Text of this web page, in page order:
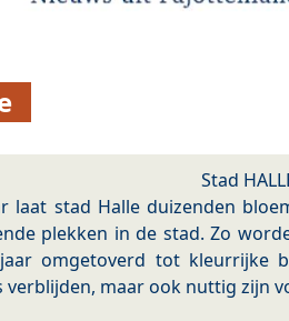
Stad
laat stad Halle duizenden
plekken in de stad. Zo
omgetoverd tot kleurrijke
verblijden, maar ook nuttig zijn